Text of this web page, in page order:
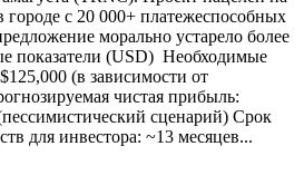
с 20 000+ платежеспособных
морально устарело более
показатели (USD) Необходимые
(в зависимости от
чистая прибыль:
сценарий) Срок
для инвестора: ~13 месяцев...